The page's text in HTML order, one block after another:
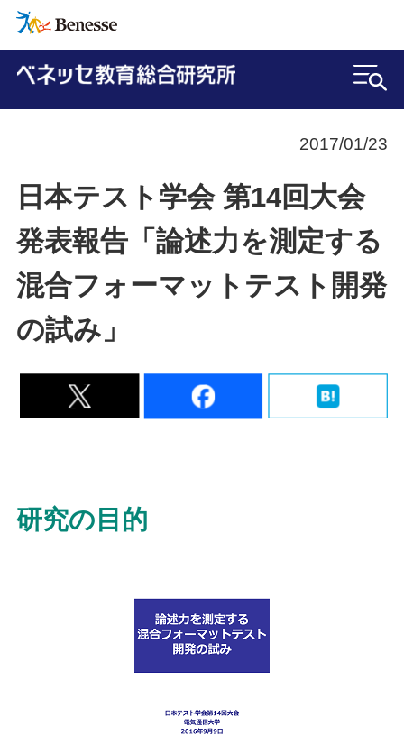
2017/01/23
日本テスト学会 第14回大会
発表報告「論述力を測定する
混合フォーマットテスト開発
の試み」
研究の目的